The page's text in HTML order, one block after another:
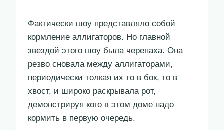
Фактически шоу представляло собой
кормление аллигаторов. Но главной
звездой этого шоу была черепаха. Она
резво сновала между аллигаторами,
периодически толкая их то в бок, то в
хвост, и широко раскрывала рот,
демонстрируя кого в этом доме надо
кормить в первую очередь.